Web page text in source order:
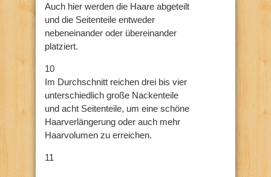
Auch hier werden die Haare abgeteilt
und die Seitenteile entweder
nebeneinander oder übereinander
platziert.
10
Im Durchschnitt reichen drei bis vier
unterschiedlich große Nackenteile
und acht Seitenteile, um eine schöne
Haarverlängerung oder auch mehr
Haarvolumen zu erreichen.
11